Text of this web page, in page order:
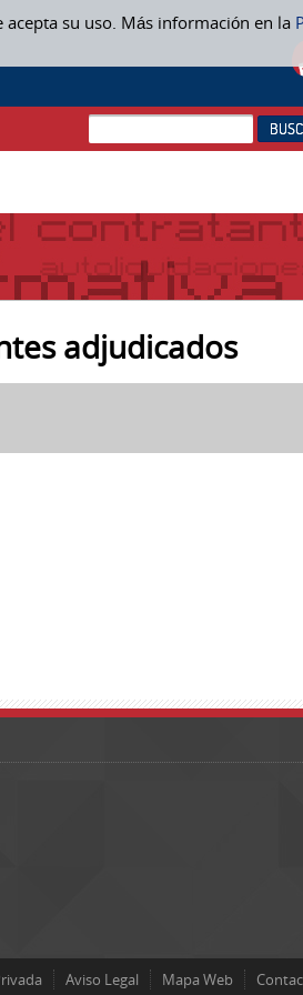
su uso. Más información en la
adjudicados
Aviso Legal Mapa Web